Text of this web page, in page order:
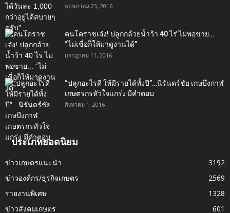
พฤษภาคม 23, 2016
คนโคราชเจ๋ง! ปลูกกล้วยน้ำว้า 40 ไร่ ไม่พอขาย…
“ไม่เชื่อก็ให้มาดูงานได้”‬
กรกฎาคม 11, 2016
“ปลูกอะไรดี ให้มีรายได้ทั้งปี”…นิรันดร์ชัย เกษบึงกาฬ
เกษตรกรหัวใจแกร่ง มีคำตอบ
สิงหาคม 1, 2016
ประเภทยอดนิยม
ข่าวเกษตรแนะนำ
3192
ข่าวองค์กร/ธุรกิจเกษตร
2569
รายงานพิเศษ
1328
ข่าวสังคมเกษตร
601